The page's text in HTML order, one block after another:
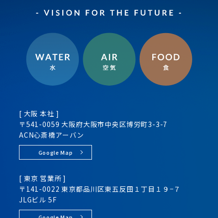
[ 大阪 本社 ]
〒541-0059 大阪府大阪市中央区博労町3-3-7
ACN心斎橋アーバン
Google Map
[ 東京 営業所 ]
〒141-0022 東京都品川区東五反田１丁目１９−７
JLGビル 5F